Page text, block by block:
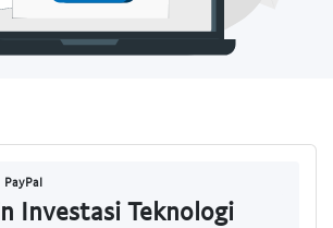
PayPal
Investasi Teknologi